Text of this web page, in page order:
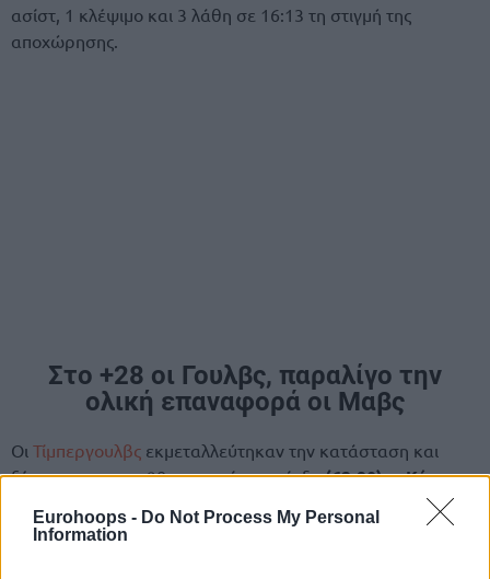
Eurohoops - Do Not Process My Personal
Information
ασίστ, 1 κλέψιμο και 3 λάθη σε 16:13 τη στιγμή της
αποχώρησης.
Στο +28 οι Γουλβς, παραλίγο την
ολική επαναφορά οι Μαβς
Οι Τίμπεργουλβς εκμεταλλεύτηκαν την κατάσταση και
ξέφυγαν και με +28 στην τρίτη περίοδο(62-90), οΚάιρι
Ίρβινγκ (39π. με 14/17 σουτ, 2ασ., 2λ. σε 37:15) σκόραρε
15 πόντους στην τρίτη περίοδο
κι ηγήθηκε της